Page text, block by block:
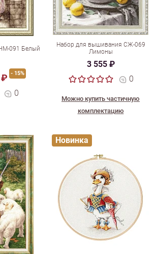
091 Белый
₽ - 15%
0
Набор для вышивания СЖ-069
Лимоны
3 555 ₽
0
Можно купить частичную
комплектацию
Новинка